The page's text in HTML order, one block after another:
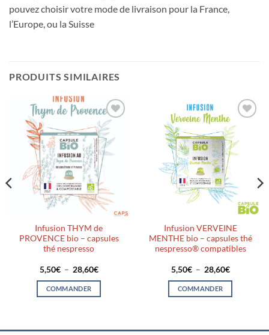
pouvez choisir votre mode de livraison pour la France,
l’Europe, ou la Suisse
PRODUITS SIMILAIRES
Ajouter
à la liste
d’envies
Infusion THYM de
PROVENCE bio – capsules
thé nespresso
5,50€ – 28,60€Plage
prix :
à
COMMANDER
a
Ajouter
à la liste
d’envies
Infusion VERVEINE
MENTHE bio – capsules thé
nespresso® compatibles
5,50€ – 28,60€Plage
prix :
à
COMMANDER
a